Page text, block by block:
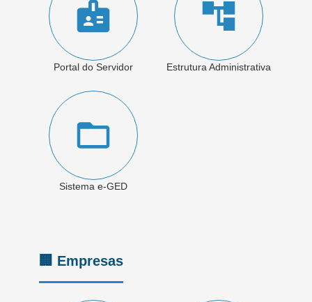
Portal do Servidor Estrutura Administrativa
Sistema e-GED
🏢 Empresas